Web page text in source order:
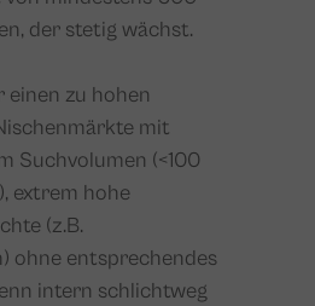
der stetig wächst.
einen zu hohen
mit
Suchvolumen (<100
extrem hohe
(z.B.
ohne entsprechendes
intern schlichtweg